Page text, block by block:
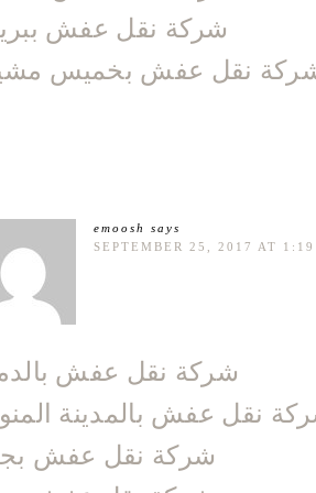
شركة نقل عفش
نقل عفش بخميس
emoosh
says
SEPTEMBER 25, 2017 AT 1:19
شركة نقل عفش
نقل عفش بالمدينة
شركة نقل عفش